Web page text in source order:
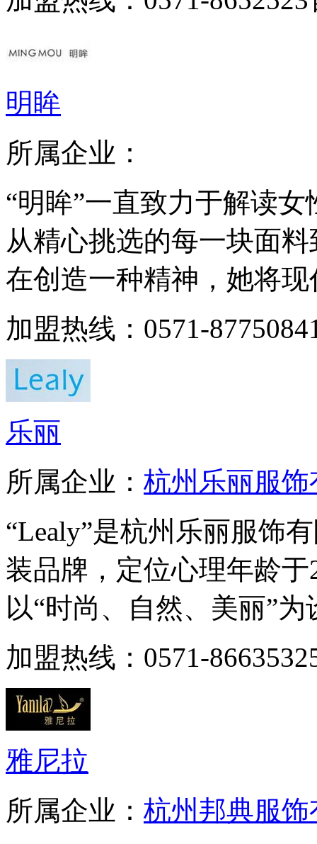
明眸
所属企业：
“明眸”一直致力于解读
从精心挑选的每一块面
在创造一种精神，她将
加盟热线：0571-
乐丽
所属企业： 杭州乐丽服
“Lealy”是杭州乐丽服饰
装品牌，定位心理年龄
以“时尚、自然、美丽”为
加盟热线：0571-
雅尼拉
所属企业： 杭州邦典服